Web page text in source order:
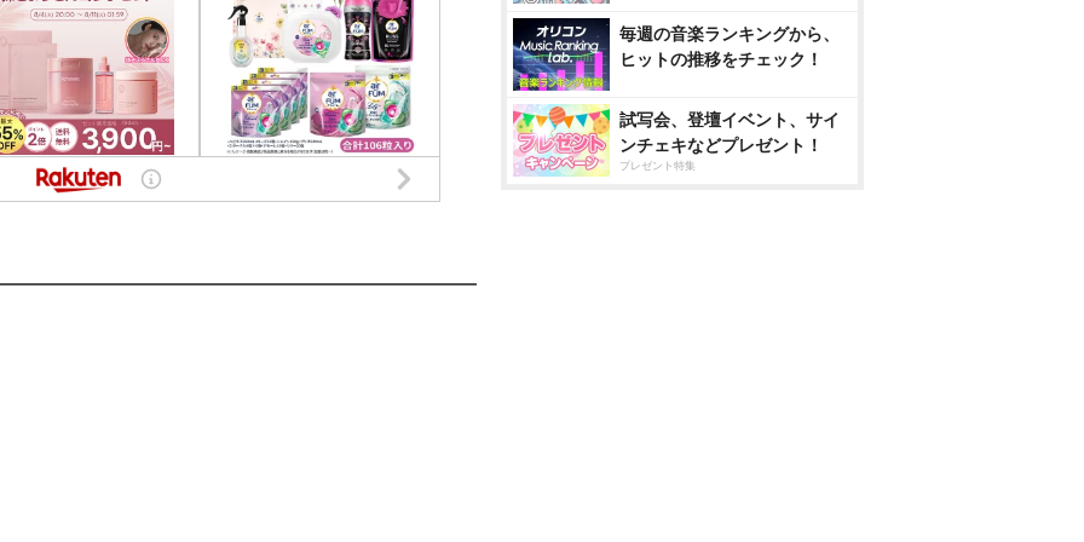
毎週の音楽ランキングから、
ヒットの推移をチェック！
試写会、登壇イベント、サイ
ンチェキなどプレゼント！
プレゼント特集